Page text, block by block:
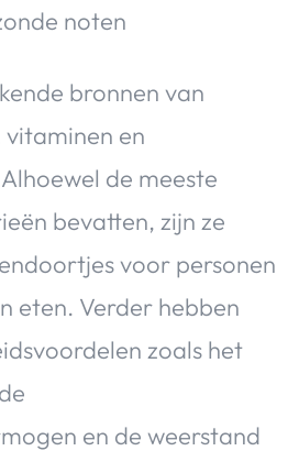
Lifestyle
noten
bronnen van
en
de meeste
bevatten, zijn ze
voor personen
eten. Verder hebben
zoals het
en de weerstand